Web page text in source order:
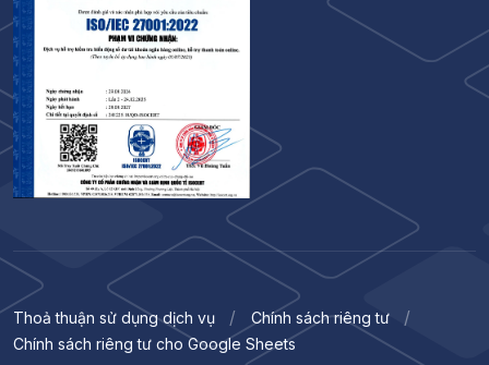
Thoả thuận sử dụng dịch vụ
Chính sách riêng tư
Chính sách riêng tư cho Google Sheets